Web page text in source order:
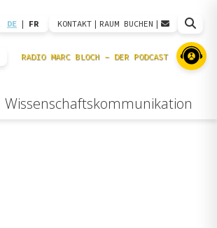
DE | FR KONTAKT | RAUM BUCHEN |
Wissenschaftskommunikation